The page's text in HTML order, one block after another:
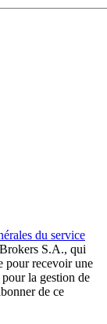
du service
S.A., qui
pour recevoir une
la gestion de
de ce